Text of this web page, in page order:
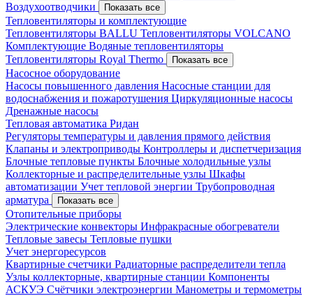
Воздухоотводчики
Показать все
Тепловентиляторы и комплектующие
Тепловентиляторы BALLU Тепловентиляторы VOLCANO
Комплектующие Водяные тепловентиляторы
Тепловентиляторы Royal Thermo
Показать все
Насосное оборудование
Насосы повышенного давления Насосные станции для
водоснабжения и пожаротушения Циркуляционные насосы
Дренажные насосы
Тепловая автоматика Ридан
Регуляторы температуры и давления прямого действия
Клапаны и электроприводы Контроллеры и диспетчеризация
Блочные тепловые пункты Блочные холодильные узлы
Коллекторные и распределительные узлы Шкафы
автоматизации Учет тепловой энергии Трубопроводная
арматура
Показать все
Отопительные приборы
Электрические конвекторы Инфракрасные обогреватели
Тепловые завесы Тепловые пушки
Учет энергоресурсов
Квартирные счетчики Радиаторные распределители тепла
Узлы коллекторные, квартирные станции Компоненты
АСКУЭ Счётчики электроэнергии Манометры и термометры